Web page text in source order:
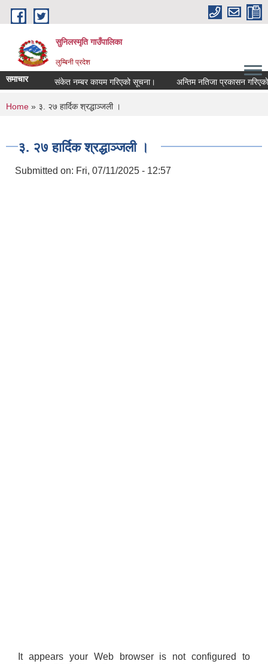
Skip to main content
सुनिलस्मृति गाउँपालिका
लुम्बिनी प्रदेश
समाचार संकेत नम्बर कायम गरिएको सूचना। अन्तिम नतिजा प्रकासन गरिएकाे
You are here
Home » ३. २७ हार्दिक श्रद्धाञ्जली ।
३. २७ हार्दिक श्रद्धाञ्जली ।
Submitted on: Fri, 07/11/2025 - 12:57
It appears your Web browser is not configured to